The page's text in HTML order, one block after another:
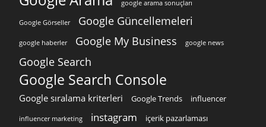
google arama sonuçları
Google Görseller Google Güncellemeleri
google haberler Google My Business google news
Google Search
Google Search Console
Google sıralama kriterleri Google Trends influencer
influencer marketing instagram içerik pazarlaması